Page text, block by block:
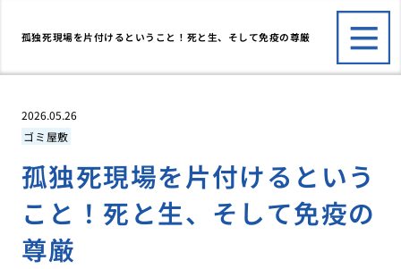
孤独死現場を片付けるということ！死と生、そして免疫の尊厳
2026.05.26
ゴミ屋敷
孤独死現場を片付けるという
こと！死と生、そして免疫の
尊厳